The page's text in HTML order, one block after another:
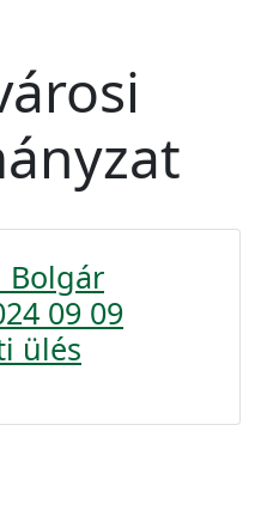
Bolgár
09 09
ülés